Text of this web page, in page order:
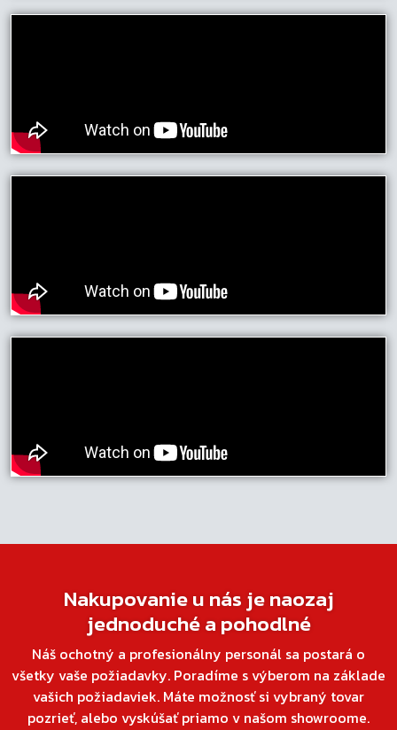
Nakupovanie u nás je naozaj
jednoduché a pohodlné
Náš ochotný a profesionálny personál sa postará o
všetky vaše požiadavky. Poradíme s výberom na základe
vašich požiadaviek. Máte možnosť si vybraný tovar
pozrieť, alebo vyskúšať priamo v našom showroome.